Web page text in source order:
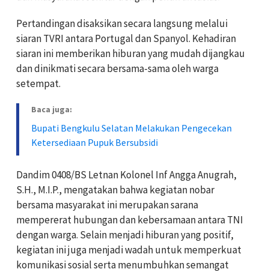
Pertandingan disaksikan secara langsung melalui
siaran TVRI antara Portugal dan Spanyol. Kehadiran
siaran ini memberikan hiburan yang mudah dijangkau
dan dinikmati secara bersama-sama oleh warga
setempat.
Baca juga:
Bupati Bengkulu Selatan Melakukan Pengecekan
Ketersediaan Pupuk Bersubsidi
Dandim 0408/BS Letnan Kolonel Inf Angga Anugrah,
S.H., M.I.P., mengatakan bahwa kegiatan nobar
bersama masyarakat ini merupakan sarana
mempererat hubungan dan kebersamaan antara TNI
dengan warga. Selain menjadi hiburan yang positif,
kegiatan ini juga menjadi wadah untuk memperkuat
komunikasi sosial serta menumbuhkan semangat